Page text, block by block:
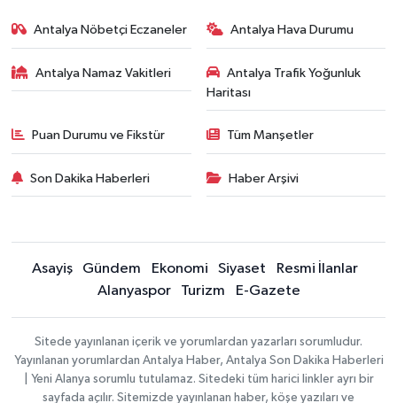
Antalya Nöbetçi Eczaneler Antalya Hava Durumu
Antalya Namaz Vakitleri
Antalya Trafik Yoğunluk
Haritası
Puan Durumu ve Fikstür Tüm Manşetler
Son Dakika Haberleri Haber Arşivi
Asayiş Gündem Ekonomi Siyaset
Resmi İlanlar
Alanyaspor
Turizm E-Gazete
Sitede yayınlanan içerik ve yorumlardan yazarları sorumludur.
Yayınlanan yorumlardan Antalya Haber, Antalya Son Dakika Haberleri
| Yeni Alanya sorumlu tutulamaz. Sitedeki tüm harici linkler ayrı bir
sayfada açılır. Sitemizde yayınlanan haber, köşe yazıları ve